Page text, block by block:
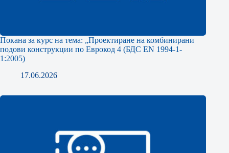
Покана за курс на тема: „Проектиране на комбинирани
подови конструкции по Еврокод 4 (БДС EN 1994-1-
1:2005)
17.06.2026